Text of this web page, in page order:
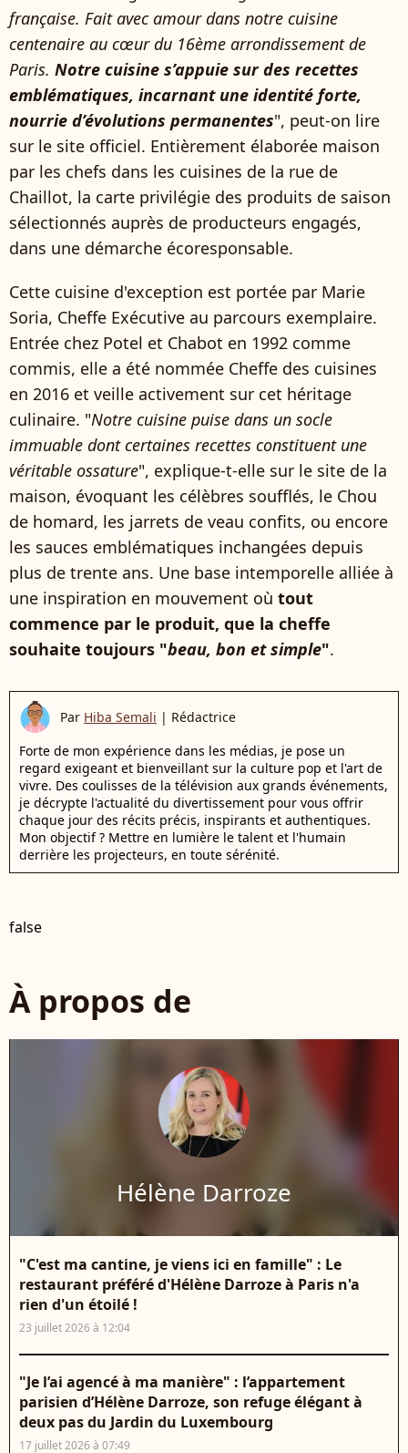
française. Fait avec amour dans notre cuisine
centenaire au cœur du 16ème arrondissement de
Paris. Notre cuisine s’appuie sur des recettes
emblématiques, incarnant une identité forte,
nourrie d’évolutions permanentes", peut-on lire
sur le site officiel. Entièrement élaborée maison
par les chefs dans les cuisines de la rue de
Chaillot, la carte privilégie des produits de saison
sélectionnés auprès de producteurs engagés,
dans une démarche écoresponsable.
Cette cuisine d'exception est portée par Marie
Soria, Cheffe Exécutive au parcours exemplaire.
Entrée chez Potel et Chabot en 1992 comme
commis, elle a été nommée Cheffe des cuisines
en 2016 et veille activement sur cet héritage
culinaire. "Notre cuisine puise dans un socle
immuable dont certaines recettes constituent une
véritable ossature", explique-t-elle sur le site de la
maison, évoquant les célèbres soufflés, le Chou
de homard, les jarrets de veau confits, ou encore
les sauces emblématiques inchangées depuis
plus de trente ans. Une base intemporelle alliée à
une inspiration en mouvement où tout
commence par le produit, que la cheffe
souhaite toujours "beau, bon et simple".
Par Hiba Semali | Rédactrice
Forte de mon expérience dans les médias, je pose un
regard exigeant et bienveillant sur la culture pop et l'art de
vivre. Des coulisses de la télévision aux grands événements,
je décrypte l'actualité du divertissement pour vous offrir
chaque jour des récits précis, inspirants et authentiques.
Mon objectif ? Mettre en lumière le talent et l'humain
derrière les projecteurs, en toute sérénité.
false
À propos de
Hélène Darroze
"C'est ma cantine, je viens ici en famille" : Le
restaurant préféré d'Hélène Darroze à Paris n'a
rien d'un étoilé !
23 juillet 2026 à 12:04
"Je l’ai agencé à ma manière" : l’appartement
parisien d’Hélène Darroze, son refuge élégant à
deux pas du Jardin du Luxembourg
17 juillet 2026 à 07:49